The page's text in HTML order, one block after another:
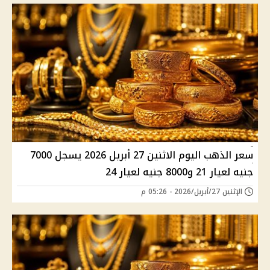
سعر الذهب اليوم الاثنين 27 أبريل 2026 يسجل 7000
جنيه لعيار 21 و8000 جنيه لعيار 24
الإثنين 27/أبريل/2026 - 05:26 م